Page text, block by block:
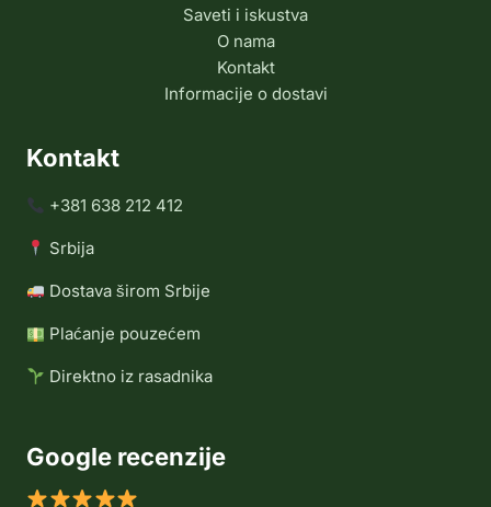
Saveti i iskustva
O nama
Kontakt
Informacije o dostavi
Kontakt
+381 638 212 412
Srbija
Dostava širom Srbije
Plaćanje pouzećem
Direktno iz rasadnika
Google recenzije